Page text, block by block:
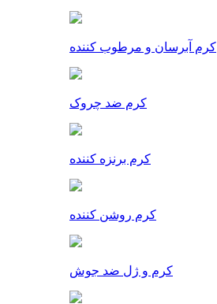
کرم آبرسان و مرطوب کننده
کرم ضد چروک
کرم برنزه کننده
کرم روشن کننده
کرم و ژل ضد جوش